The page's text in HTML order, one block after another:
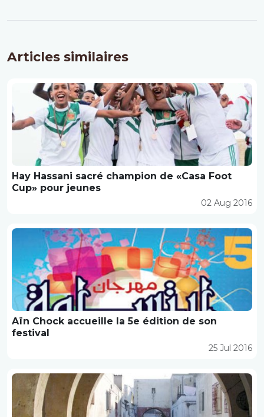
Articles similaires
Hay Hassani sacré champion de «Casa Foot
Cup» pour jeunes
02 Aug 2016
Aïn Chock accueille la 5e édition de son
festival
25 Jul 2016